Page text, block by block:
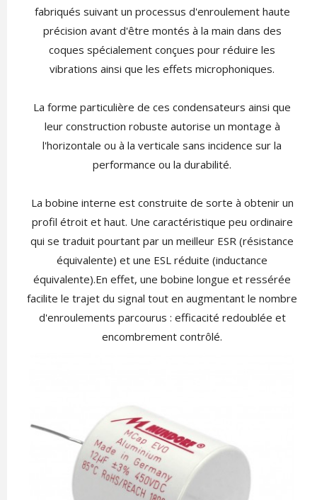
fabriqués suivant un processus d'enroulement haute
précision avant d'être montés à la main dans des
coques spécialement conçues pour réduire les
vibrations ainsi que les effets microphoniques.
La forme particulière de ces condensateurs ainsi que
leur construction robuste autorise un montage à
l'horizontale ou à la verticale sans incidence sur la
performance ou la durabilité.
La bobine interne est construite de sorte à obtenir un
profil étroit et haut. Une caractéristique peu ordinaire
qui se traduit pourtant par un meilleur ESR (résistance
équivalente) et une ESL réduite (inductance
équivalente).En effet, une bobine longue et ressérée
facilite le trajet du signal tout en augmentant le nombre
d'enroulements parcourus : efficacité redoublée et
encombrement contrôlé.